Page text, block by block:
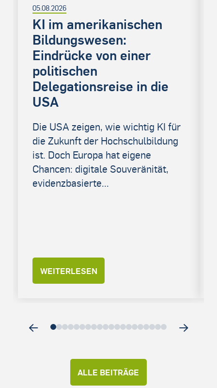
05.08.2026
KI im amerikanischen
Bildungswesen:
Eindrücke von einer
politischen
Delegationsreise in die
USA
Die USA zeigen, wie wichtig KI für
die Zukunft der Hochschulbildung
ist. Doch Europa hat eigene
Chancen: digitale Souveränität,
evidenzbasierte...
WEITERLESEN
0123456789101112131415161718
19
ALLE BEITRÄGE